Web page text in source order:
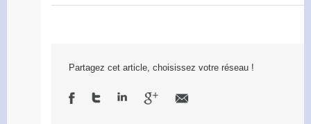
Partagez cet article, choisissez votre réseau !